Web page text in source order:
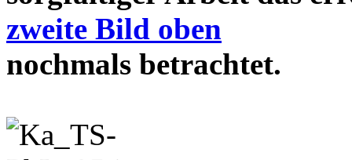
zweite Bild oben
nochmals